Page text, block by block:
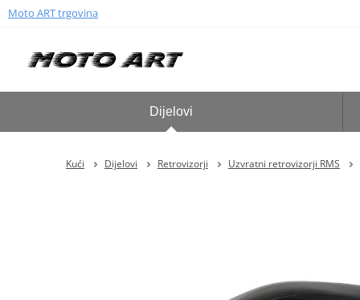
Moto ART trgovina
Dijelovi
Kući Dijelovi Retrovizorji Uzvratni retrovizorji RMS